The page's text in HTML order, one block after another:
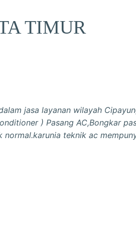
TIMUR
jasa layanan wilayah
) Pasang AC,Bongkar
teknik ac